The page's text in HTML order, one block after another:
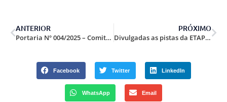
ANTERIOR
Portaria Nº 004/2025 – Comitê Eleitoral CBTP alteração.
PRÓXIMO
Divulgadas as pistas da ETAPA PRESENCIAL do Brasileiro de Desafio do Aço, SR, NRA, IPSC, TRP e ACG 2025.
Facebook Twitter LinkedIn
WhatsApp Email